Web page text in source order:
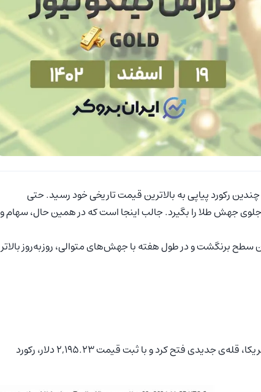
رکورد پیاپی به بالاترین قیمت تاریخی خود رسید. حتی
جهش طلا را بگیرد. جالب اینجا است که در همین حال، سهام و
سطح برنگشت و در طول هفته با جهش‌های متوالی، روزبه‌روز بالاتر
سرانجام، طلا در روز جمعه بعد از ظهر به‌وقت شرق آمریکا، قله‌ی جدیدی فتح کرد و با ثبت قیمت ۲,۱۹۵.۲۳ دلار، رکورد